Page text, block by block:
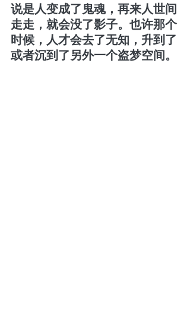
说是人变成了鬼魂，再来人世间
走走，就会没了影子。也许那个
时候，人才会去了无知，升到了
或者沉到了另外一个盗梦空间。